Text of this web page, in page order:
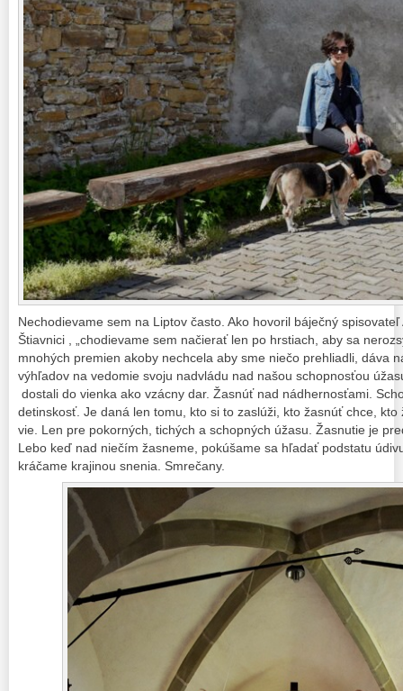
Nechodievame sem na Liptov často. Ako hovoril báječný
Štiavnici , „chodievame sem načierať len po hrstiach, aby sa
mnohých premien akoby nechcela aby sme niečo prehliadli, dáva
výhľadov na vedomie svoju nadvládu nad našou schopnosťou
dostali do vienka ako vzácny dar. Žasnúť nad nádhernosťami.
detinskosť. Je daná len tomu, kto si to zaslúži, kto žasnúť chce,
vie. Len pre pokorných, tichých a schopných úžasu. Žasnutie je
Lebo keď nad niečím žasneme, pokúšame sa hľadať podstatu
kráčame krajinou snenia. Smrečany.